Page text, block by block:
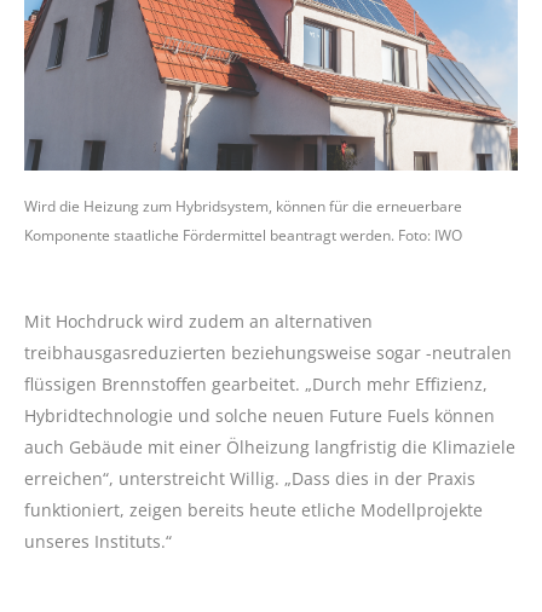
Wird die Heizung zum Hybridsystem, können für die erneuerbare
Komponente staatliche Fördermittel beantragt werden. Foto: IWO
Mit Hochdruck wird zudem an alternativen
treibhausgasreduzierten beziehungsweise sogar -neutralen
flüssigen Brennstoffen gearbeitet. „Durch mehr Effizienz,
Hybridtechnologie und solche neuen Future Fuels können
auch Gebäude mit einer Ölheizung langfristig die Klimaziele
erreichen“, unterstreicht Willig. „Dass dies in der Praxis
funktioniert, zeigen bereits heute etliche Modellprojekte
unseres Instituts.“